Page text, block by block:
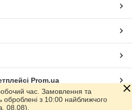
Prom.ua
час. Замовлення та
оброблені з 10:00 найближчого
08.08).